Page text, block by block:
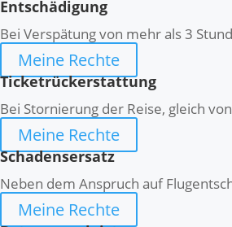
Entschädigung
Bei Verspätung von mehr als 3
Meine Rechte
Ticketrückerstattung
Bei Stornierung der Reise, gleich
Meine Rechte
Schadensersatz
Neben dem Anspruch auf
Meine Rechte